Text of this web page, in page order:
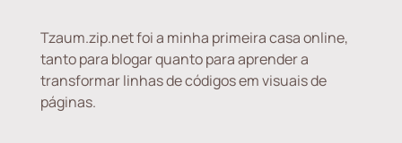
Tzaum.zip.net foi a minha primeira casa online,
tanto para blogar quanto para aprender a
transformar linhas de códigos em visuais de
páginas.